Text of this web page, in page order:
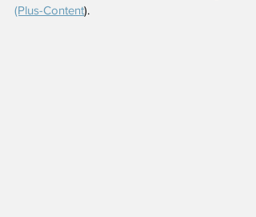
(Plus-Content).